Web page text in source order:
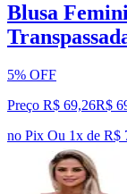
Blusa
5% OFF
Preço R$ 69,26R$
no Pix Ou 1x de R$